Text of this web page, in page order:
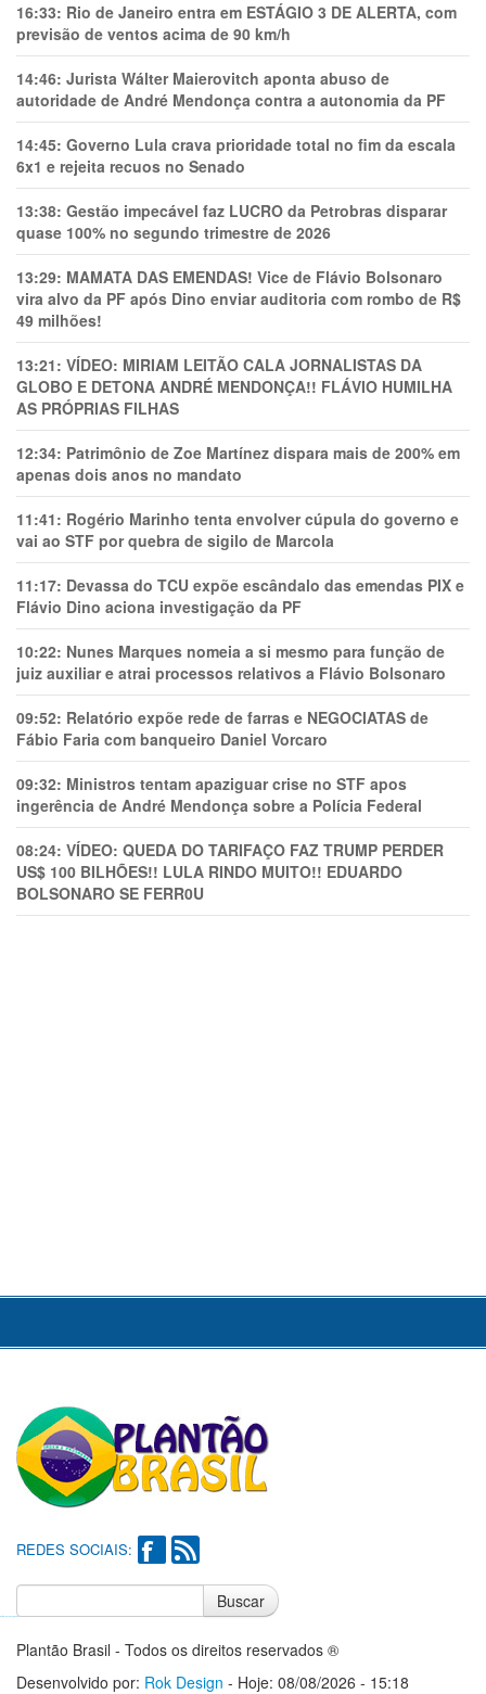
16:33: Rio de Janeiro entra em ESTÁGIO 3 DE ALERTA, com
previsão de ventos acima de 90 km/h
14:46: Jurista Wálter Maierovitch aponta abuso de
autoridade de André Mendonça contra a autonomia da PF
14:45: Governo Lula crava prioridade total no fim da escala
6x1 e rejeita recuos no Senado
13:38: Gestão impecável faz LUCRO da Petrobras disparar
quase 100% no segundo trimestre de 2026
13:29: MAMATA DAS EMENDAS! Vice de Flávio Bolsonaro
vira alvo da PF após Dino enviar auditoria com rombo de R$
49 milhões!
13:21: VÍDEO: MIRIAM LEITÃO CALA JORNALISTAS DA
GLOBO E DETONA ANDRÉ MENDONÇA!! FLÁVIO HUMILHA
AS PRÓPRIAS FILHAS
12:34: Patrimônio de Zoe Martínez dispara mais de 200% em
apenas dois anos no mandato
11:41: Rogério Marinho tenta envolver cúpula do governo e
vai ao STF por quebra de sigilo de Marcola
11:17: Devassa do TCU expõe escândalo das emendas PIX e
Flávio Dino aciona investigação da PF
10:22: Nunes Marques nomeia a si mesmo para função de
juiz auxiliar e atrai processos relativos a Flávio Bolsonaro
09:52: Relatório expõe rede de farras e NEGOCIATAS de
Fábio Faria com banqueiro Daniel Vorcaro
09:32: Ministros tentam apaziguar crise no STF apos
ingerência de André Mendonça sobre a Polícia Federal
08:24: VÍDEO: QUEDA DO TARIFAÇO FAZ TRUMP PERDER
US$ 100 BILHÕES!! LULA RINDO MUITO!! EDUARDO
BOLSONARO SE FERR0U
REDES SOCIAIS:
Buscar
Plantão Brasil - Todos os direitos reservados ®
Desenvolvido por: Rok Design - Hoje: 08/08/2026 - 15:18